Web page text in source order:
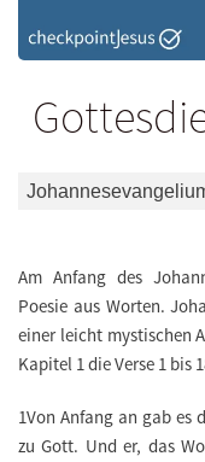
Am Anfang des
Poesie aus Worten.
einer leicht mystischen
Kapitel 1 die Verse 1 bis
1Von Anfang an gab es
zu Gott. Und er, das